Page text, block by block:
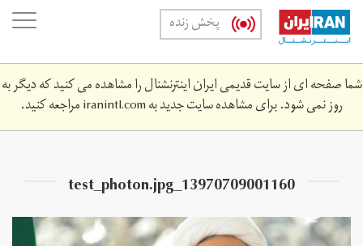
Skip
main
content
پخش زنده
شما صفحه ای از سایت قدیمی ایران اینترنشنال را مشاهده می کنید که دیگر به
روز نمی شود. برای مشاهده سایت جدید بهiranintl.comمراجعه کنید.
13970709001160_test_photon.jpg